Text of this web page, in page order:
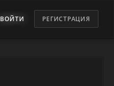
ВОЙТИ РЕГИСТРАЦИЯ